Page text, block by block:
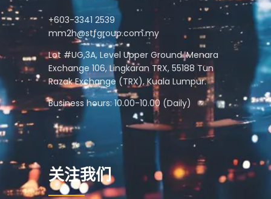
+603-3341 2539
mm2h@stfgroup.com.my
Lot #UG,3A, Level Upper Ground. Menara
Exchange 106, Lingkaran TRX, 55188 Tun
Razak Exchange (TRX), Kuala Lumpur.
Business hours: 10.00-10.00 (Daily)
关注我们